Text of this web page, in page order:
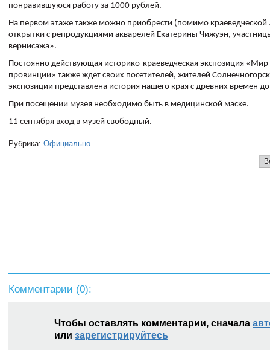
понравившуюся работу за 1000 рублей.
На первом этаже также можно приобрести (помимо краеведческой
открытки с репродукциями акварелей Екатерины Чижуэн,
вернисажа».
Постоянно действующая историко-краеведческая экспозиция «Мир
провинции» также ждет своих посетителей, жителей
экспозиции представлена история нашего края с древних времен
При посещении музея необходимо быть в медицинской маске.
11 сентября вход в музей свободный.
Рубрика: Официально
Комментарии (0):
Чтобы оставлять комментарии, сначала
или зарегистрируйтесь